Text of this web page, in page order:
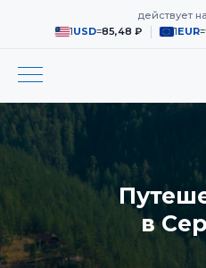
действует на
1USD=85,48 ₽ 1EUR=
в